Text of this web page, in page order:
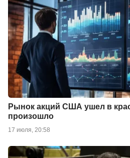
Рынок акций США ушел в
произошло
17 июля, 20:58